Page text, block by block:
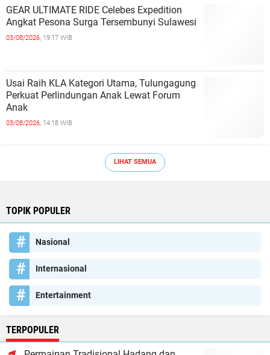
GEAR ULTIMATE RIDE Celebes Expedition
Angkat Pesona Surga Tersembunyi Sulawesi
03/08/2026, 19:17 WIB
Usai Raih KLA Kategori Utama, Tulungagung
Perkuat Perlindungan Anak Lewat Forum
Anak
03/08/2026, 14:18 WIB
LIHAT SEMUA
TOPIK POPULER
Nasional
Internasional
Entertainment
TERPOPULER